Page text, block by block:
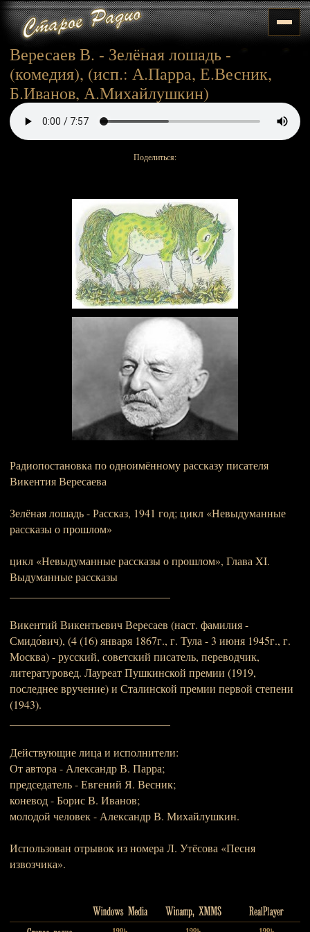
Вересаев В. - Зелёная лошадь -
(комедия), (исп.: А.Парра, Е.Весник,
Б.Иванов, А.Михайлушкин)
Поделиться:
Радиопостановка по одноимённому рассказу писателя
Викентия Вересаева
Зелёная лошадь - Рассказ, 1941 год; цикл «Невыдуманные
рассказы о прошлом»
цикл «Невыдуманные рассказы о прошлом», Глава XI.
Выдуманные рассказы
Викентий Викентьевич Вересаев (наст. фамилия -
Смидо́вич), (4 (16) января 1867г., г. Тула - 3 июня 1945г., г.
Москва) - русский, советский писатель, переводчик,
литературовед. Лауреат Пушкинской премии (1919,
последнее вручение) и Сталинской премии первой степени
(1943).
Действующие лица и исполнители:
От автора - Александр В. Парра;
председатель - Евгений Я. Весник;
коневод - Борис В. Иванов;
молодой человек - Александр В. Михайлушкин.
Использован отрывок из номера Л. Утёсова «Песня
извозчика».